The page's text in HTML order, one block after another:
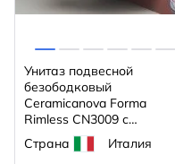
Унитаз подвесной
безободковый
Ceramicanova Forma
Rimless CN3009 с
сиденьем быстросъемным
Soft Close (микролифт)
Страна Италия